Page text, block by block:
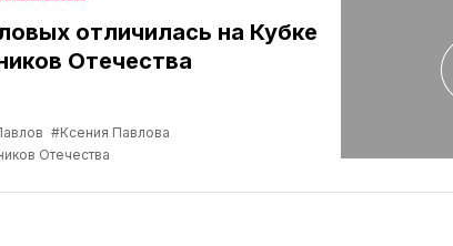
отличилась на Кубке
Отечества
#Ксения Павлова
Отечества